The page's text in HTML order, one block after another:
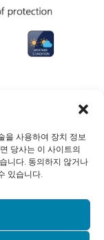
을 사용하여 장치 정보
당사는 이 사이트의
니다. 동의하지 않거나
있습니다.